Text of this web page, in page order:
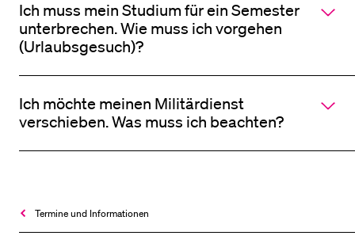
Termine und Informationen
Ich muss mein Studium für ein Semester
unterbrechen. Wie muss ich vorgehen
(Urlaubsgesuch)?
Ich möchte meinen Militärdienst
verschieben. Was muss ich beachten?